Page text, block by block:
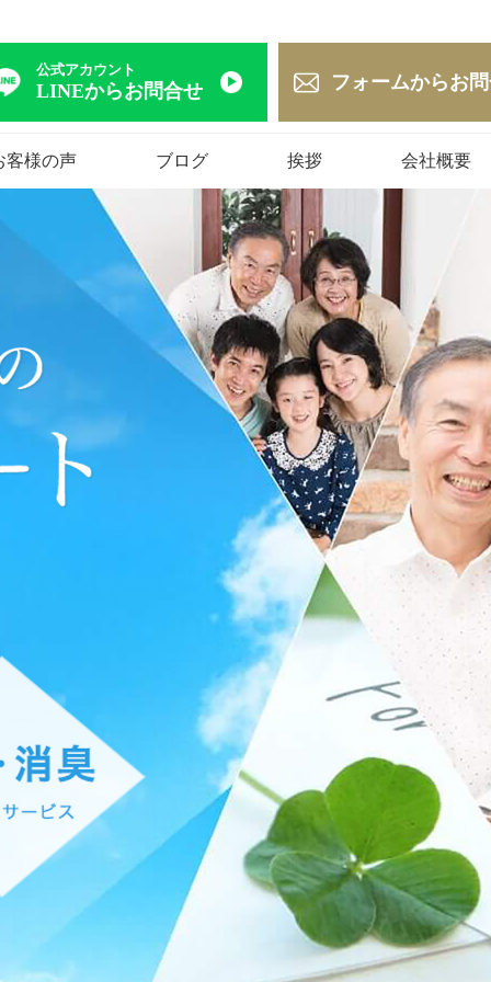
フォームからお
公式アカウント
LINEからお問合せ
客様の声 ブログ 挨拶 会社概要